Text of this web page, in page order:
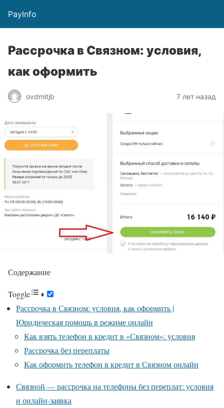
PayInfo
Рассрочка в Связном: условия,
как оформить
ovdmitjb 7 лет назад
Содержание
Toggle
Рассрочка в Связном: условия, как оформить |
Юридическая помощь в режиме онлайн
Как взять телефон в кредит в «Связном»: условия
Рассрочка без переплаты
Как оформить телефон в кредит в Связном онлайн
Связной — рассрочка на телефоны без переплат: условия
и онлайн-заявка